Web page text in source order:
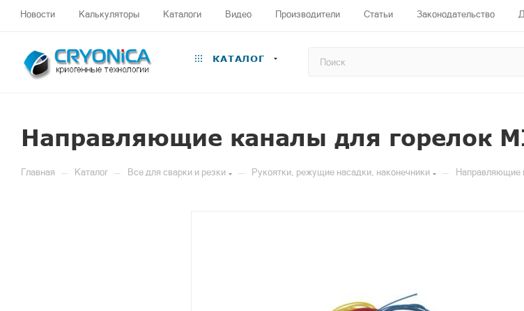
Новости Калькуляторы Каталоги Видео Производители Статьи Законодательство
КАТАЛОГ
Направляющие каналы для горелок
Главная — Каталог — Все для сварки и резки — Рукоятки, режущие насадки, наконечники — Направляющие